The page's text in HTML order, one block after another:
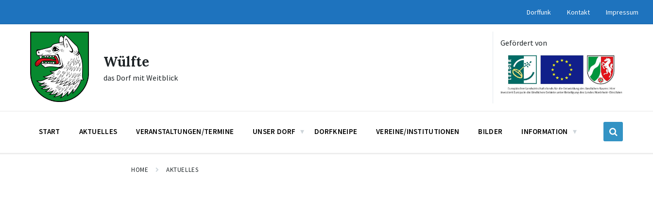
navigation
Dorffunk Kontakt Impressum
Wülfte
das Dorf mit Weitblick
Gefördert von
START AKTUELLES VERANSTALTUNGEN/TERMINE UNSER DORF DORFKNEIPE VEREINE/INSTITUTIONEN BILDER INFORMATION
HOME AKTUELLES